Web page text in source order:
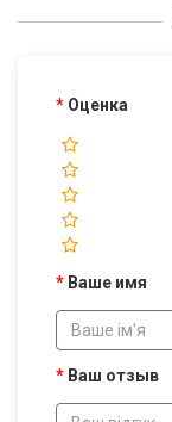
Оценка
Ваше имя
Ваш отзыв